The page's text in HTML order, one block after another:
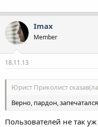
Imax
Member
18.11.13
Юрист Приколист
Верно, пардон,
Пользователей не так